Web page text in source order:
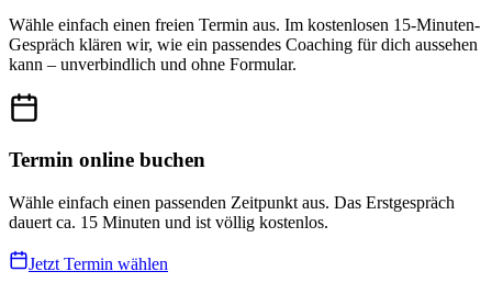
Wähle einfach einen freien Termin aus. Im kostenlosen 15-Minuten-
Gespräch klären wir, wie ein passendes Coaching für dich aussehen
kann – unverbindlich und ohne Formular.
Termin online buchen
Wähle einfach einen passenden Zeitpunkt aus. Das Erstgespräch
dauert ca. 15 Minuten und ist völlig kostenlos.
Jetzt Termin wählen